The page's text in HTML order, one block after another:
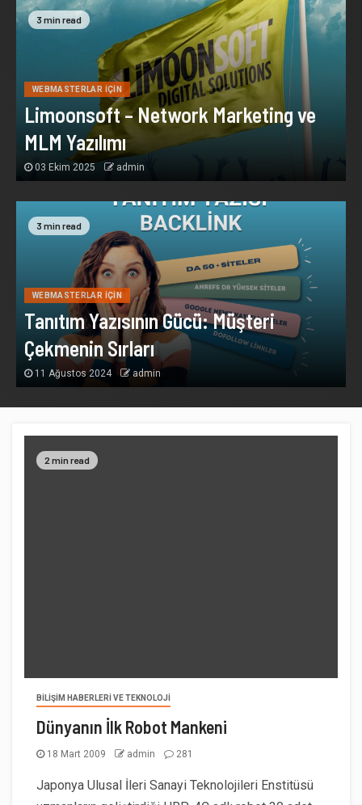
3 min read
WEBMASTERLAR İÇIN
Limoonsoft – Network Marketing ve
MLM Yazılımı
03 Ekim 2025 admin
3 min read
WEBMASTERLAR İÇIN
Tanıtım Yazısının Gücü: Müşteri
Çekmenin Sırları
11 Ağustos 2024 admin
2 min read
BILIŞIM HABERLERI VE TEKNOLOJI
Dünyanın İlk Robot Mankeni
18 Mart 2009 admin 281
Japonya Ulusal İleri Sanayi Teknolojileri Enstitüsü